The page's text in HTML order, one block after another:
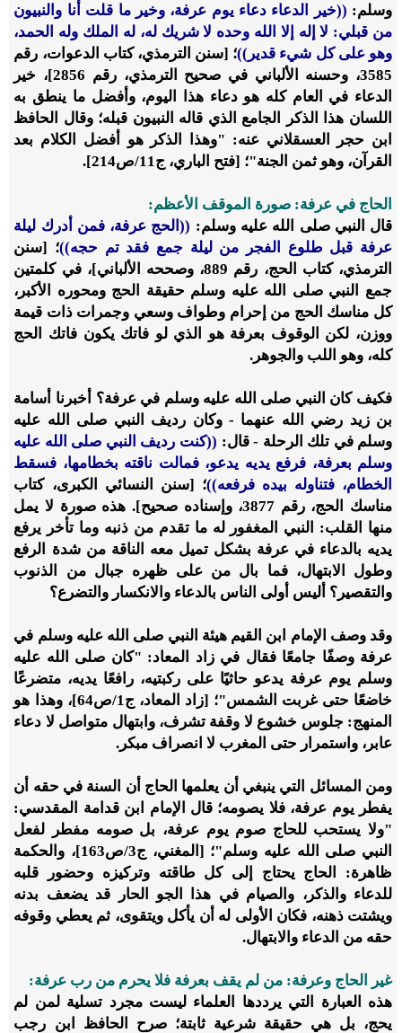
وسلم: ((خير الدعاء دعاء يوم عرفة، وخير ما قلت أنا والنبيون
من قبلي: لا إله إلا الله وحده لا شريك له، له الملك وله الحمد،
وهو على كل شيء قدير))؛ [سنن الترمذي، كتاب الدعوات، رقم
3585، وحسنه الألباني في صحيح الترمذي، رقم 2856]، خير
الدعاء في العام كله هو دعاء هذا اليوم، وأفضل ما ينطق به
اللسان هذا الذكر الجامع الذي قاله النبيون قبله؛ وقال الحافظ
ابن حجر العسقلاني عنه: "وهذا الذكر هو أفضل الكلام بعد
القرآن، وهو ثمن الجنة"؛ [فتح الباري، ج11/ص214].
الحاج في عرفة: صورة الموقف الأعظم:
قال النبي صلى الله عليه وسلم: ((الحج عرفة، فمن أدرك ليلة
عرفة قبل طلوع الفجر من ليلة جمع فقد تم حجه))؛ [سنن
الترمذي، كتاب الحج، رقم 889، وصححه الألباني]، في كلمتين
جمع النبي صلى الله عليه وسلم حقيقة الحج ومحوره الأكبر،
كل مناسك الحج من إحرام وطواف وسعي وجمرات ذات قيمة
ووزن، لكن الوقوف بعرفة هو الذي لو فاتك يكون فاتك الحج
كله، وهو اللب والجوهر.
فكيف كان النبي صلى الله عليه وسلم في عرفة؟ أخبرنا أسامة
بن زيد رضي الله عنهما - وكان رديف النبي صلى الله عليه
وسلم في تلك الرحلة - قال: ((كنت رديف النبي صلى الله عليه
وسلم بعرفة، فرفع يديه يدعو، فمالت ناقته بخطامها، فسقط
الخطام، فتناوله بيده فرفعه))؛ [سنن النسائي الكبرى، كتاب
مناسك الحج، رقم 3877، وإسناده صحيح]. هذه صورة لا يمل
منها القلب: النبي المغفور له ما تقدم من ذنبه وما تأخر يرفع
يديه بالدعاء في عرفة بشكل تميل معه الناقة من شدة الرفع
وطول الابتهال، فما بال من على ظهره جبال من الذنوب
والتقصير؟ أليس أولى الناس بالدعاء والانكسار والتضرع؟
وقد وصف الإمام ابن القيم هيئة النبي صلى الله عليه وسلم في
عرفة وصفًا جامعًا فقال في زاد المعاد: "كان صلى الله عليه
وسلم يوم عرفة يدعو حاثيًا على ركبتيه، رافعًا يديه، متضرعًا
خاضعًا حتى غربت الشمس"؛ [زاد المعاد، ج1/ص64]، وهذا هو
المنهج: جلوس خشوع لا وقفة تشرف، وابتهال متواصل لا دعاء
عابر، واستمرار حتى المغرب لا انصراف مبكر.
ومن المسائل التي ينبغي أن يعلمها الحاج أن السنة في حقه أن
يفطر يوم عرفة، فلا يصومه؛ قال الإمام ابن قدامة المقدسي:
"ولا يستحب للحاج صوم يوم عرفة، بل صومه مفطر لفعل
النبي صلى الله عليه وسلم"؛ [المغني، ج3/ص163]، والحكمة
ظاهرة: الحاج يحتاج إلى كل طاقته وتركيزه وحضور قلبه
للدعاء والذكر، والصيام في هذا الجو الحار قد يضعف بدنه
ويشتت ذهنه، فكان الأولى له أن يأكل ويتقوى، ثم يعطي وقوفه
حقه من الدعاء والابتهال.
غير الحاج وعرفة: من لم يقف بعرفة فلا يحرم من رب عرفة:
هذه العبارة التي يرددها العلماء ليست مجرد تسلية لمن لم
يحج، بل هي حقيقة شرعية ثابتة؛ صرح الحافظ ابن رجب